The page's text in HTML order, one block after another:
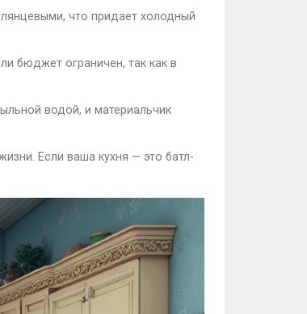
что придает холодный
бюджет ограничен, так как в
водой, и материальчик
Если ваша кухня — это батл-